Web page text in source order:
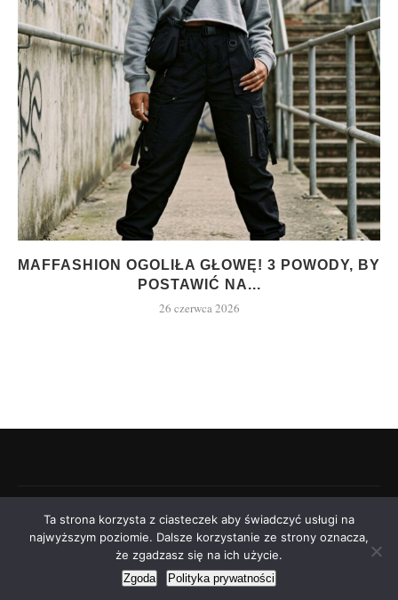
MAFFASHION OGOLIŁA GŁOWĘ! 3 POWODY, BY
POSTAWIĆ NA...
26 czerwca 2026
POWRÓT DO GÓRY
Ta strona korzysta z ciasteczek aby świadczyć usługi na
najwyższym poziomie. Dalsze korzystanie ze strony oznacza,
że zgadzasz się na ich użycie.
Zgoda Polityka prywatności